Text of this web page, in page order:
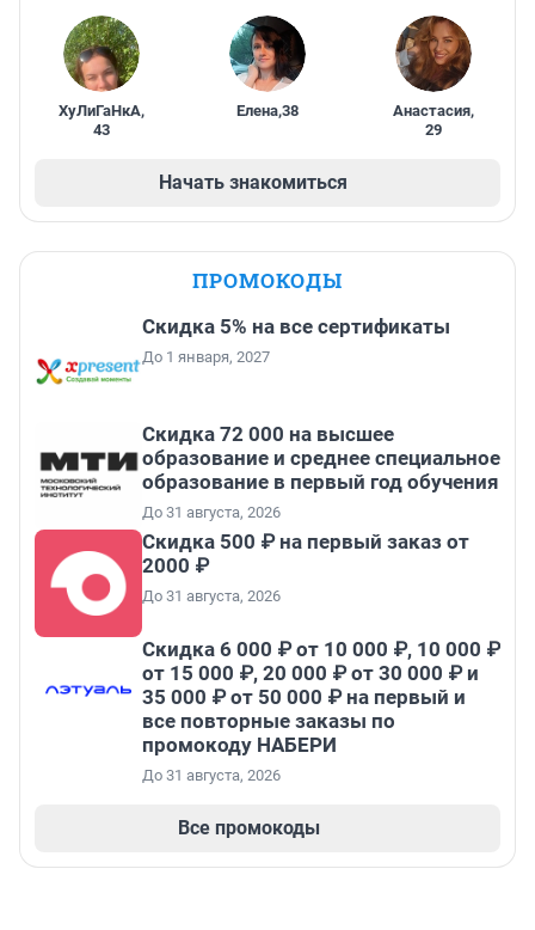
ХуЛиГаНкА,
43
Елена,38 Анастасия,
29
Начать знакомиться
ПРОМОКОДЫ
Скидка 5% на все сертификаты
До 1 января, 2027
Скидка 72 000 на высшее
образование и среднее специальное
образование в первый год обучения
До 31 августа, 2026
Скидка 500 ₽ на первый заказ от
2000 ₽
До 31 августа, 2026
Скидка 6 000 ₽ от 10 000 ₽, 10 000 ₽
от 15 000 ₽, 20 000 ₽ от 30 000 ₽ и
35 000 ₽ от 50 000 ₽ на первый и
все повторные заказы по
промокоду НАБЕРИ
До 31 августа, 2026
Все промокоды